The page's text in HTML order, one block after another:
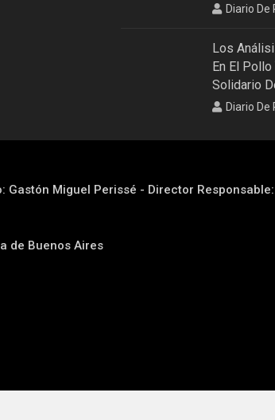
Diario De
Los
En El
Solidario
Diario De
Gastón Miguel Perissé - Director
de Buenos Aires